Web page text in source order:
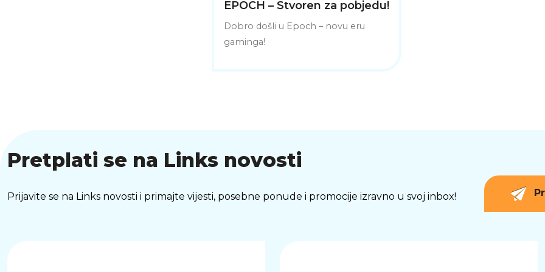
EPOCH – Stvoren za pobjedu!
Dobro došli u Epoch – novu eru
gaminga!
Pretplati se na Links novosti
Prijavite se na Links novosti i primajte vijesti, posebne ponude i promocije izravno u svoj inbox!